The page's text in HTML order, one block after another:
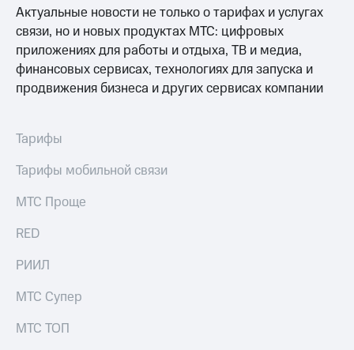
Актуальные новости не только о тарифах и услугах
связи, но и новых продуктах МТС: цифровых
приложениях для работы и отдыха, ТВ и медиа,
финансовых сервисах, технологиях для запуска и
продвижения бизнеса и других сервисах компании
Тарифы
Тарифы мобильной связи
МТС Проще
RED
РИИЛ
МТС Супер
МТС ТОП